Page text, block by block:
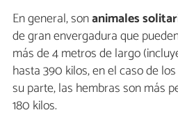
En general, sonanimales
de gran envergadura que
más de 4 metros de largo
hasta 390 kilos, en el caso de
su parte, las hembras son más
180 kilos.